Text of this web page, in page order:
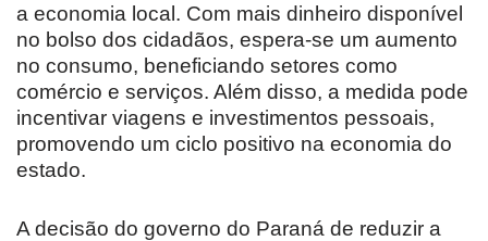
a economia local. Com mais dinheiro disponível
no bolso dos cidadãos, espera-se um aumento
no consumo, beneficiando setores como
comércio e serviços. Além disso, a medida pode
incentivar viagens e investimentos pessoais,
promovendo um ciclo positivo na economia do
estado.
A decisão do governo do Paraná de reduzir a